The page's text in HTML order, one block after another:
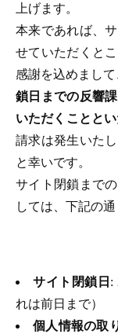
上げます。
本来であれば、
せていただくと
感謝を込めまして
鎖日までの反響
いただくことと
請求は発生いた
と幸いです。
サイト閉鎖まで
しては、下記の
サイト閉鎖日 :
れは前日まで）
個人情報の取